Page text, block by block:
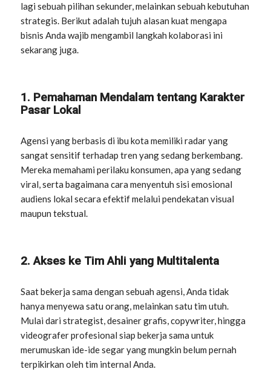
lagi sebuah pilihan sekunder, melainkan sebuah kebutuhan
strategis. Berikut adalah tujuh alasan kuat mengapa
bisnis Anda wajib mengambil langkah kolaborasi ini
sekarang juga.
1. Pemahaman Mendalam tentang Karakter
Pasar Lokal
Agensi yang berbasis di ibu kota memiliki radar yang
sangat sensitif terhadap tren yang sedang berkembang.
Mereka memahami perilaku konsumen, apa yang sedang
viral, serta bagaimana cara menyentuh sisi emosional
audiens lokal secara efektif melalui pendekatan visual
maupun tekstual.
2. Akses ke Tim Ahli yang Multitalenta
Saat bekerja sama dengan sebuah agensi, Anda tidak
hanya menyewa satu orang, melainkan satu tim utuh.
Mulai dari strategist, desainer grafis, copywriter, hingga
videografer profesional siap bekerja sama untuk
merumuskan ide-ide segar yang mungkin belum pernah
terpikirkan oleh tim internal Anda.